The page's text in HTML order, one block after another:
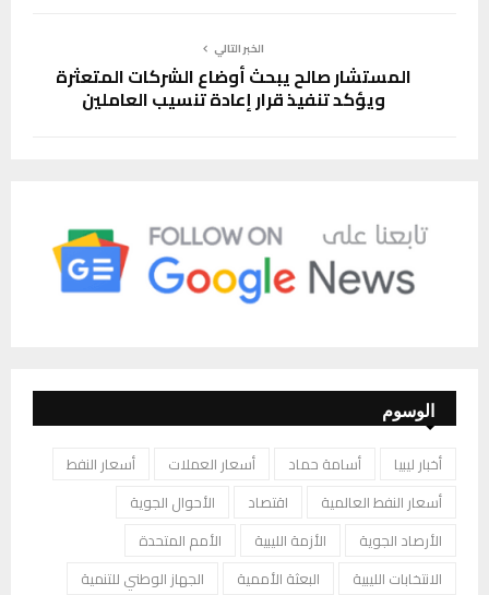
الخبر التالي
المستشار صالح يبحث أوضاع الشركات المتعثرة
ويؤكد تنفيذ قرار إعادة تنسيب العاملين
الوسوم
أخبار ليبيا أسامة حماد أسعار العملات
أسعار النفط
أسعار النفط العالمية
اقتصاد
الأحوال الجوية
الأرصاد الجوية
الأزمة الليبية
الأمم المتحدة
الانتخابات الليبية
البعثة الأممية
الجهاز الوطني للتنمية